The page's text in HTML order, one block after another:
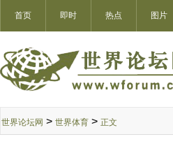
首页 即时 热点 图片
世界论坛网 > 世界体育 > 正文